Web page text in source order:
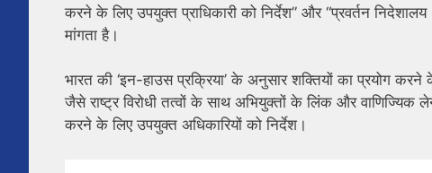
करने के लिए उपयुक्त प्राधिकारी को निर्देश” और “प्रवर्तन
मांगता है।
भारत की ‘इन-हाउस प्रक्रिया’ के अनुसार शक्तियों का प्रयोग
जैसे राष्ट्र विरोधी तत्वों के साथ अभियुक्तों के लिंक और
करने के लिए उपयुक्त अधिकारियों को निर्देश।